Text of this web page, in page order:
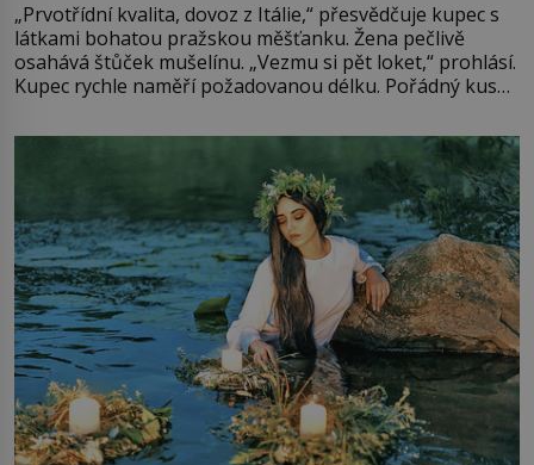
„Prvotřídní kvalita, dovoz z Itálie,“ přesvědčuje kupec s
látkami bohatou pražskou měšťanku. Žena pečlivě
osahává štůček mušelínu. „Vezmu si pět loket,“ prohlásí.
Kupec rychle naměří požadovanou délku. Pořádný kus
milostpaní. Stačí jenom na sukni,“ zhodnotí švadlena
množství růžového mušelínu. „Ošidili vás, podívejte.“